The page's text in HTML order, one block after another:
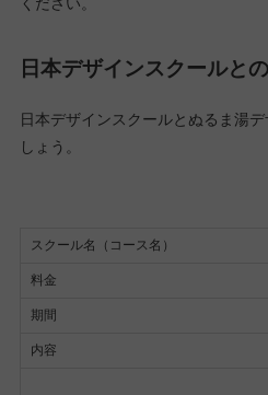
ください。
日本デザインスクールと
日本デザインスクールとぬるま湯
しょう。
スクール名（コース名）
料金
期間
内容